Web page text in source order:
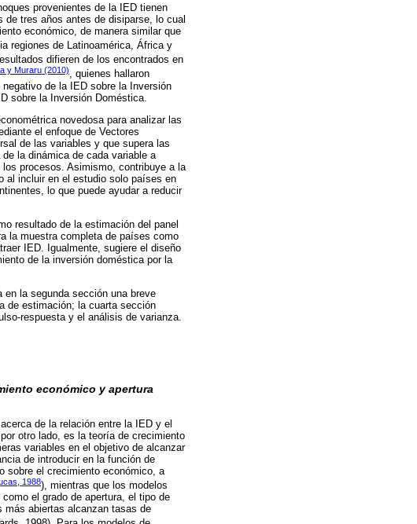
provenientes de la IED tienen
tres años antes de disiparse, lo cual
económico, de manera similar que
regiones de Latinoamérica, África y
difieren de los encontrados en
y Muraru (2010), quienes hallaron
de la IED sobre la Inversión
sobre la Inversión Doméstica.
novedosa para analizar las
el enfoque de Vectores
de las variables y que supera las
la dinámica de cada variable a
procesos. Asimismo, contribuye a la
al incluir en el estudio solo países en
lo que puede ayudar a reducir
resultado de la estimación del panel
la muestra completa de países como
IED. Igualmente, sugiere el diseño
de la inversión doméstica por la
en la segunda sección una breve
de estimación; la cuarta sección
respuesta y el análisis de varianza.
económico y apertura
de la relación entre la IED y el
otro lado, es la teoría de crecimiento
variables en el objetivo de alcanzar
de introducir en la función de
sobre el crecimiento económico, a
1988), mientras que los modelos
el grado de apertura, el tipo de
más abiertas alcanzan tasas de